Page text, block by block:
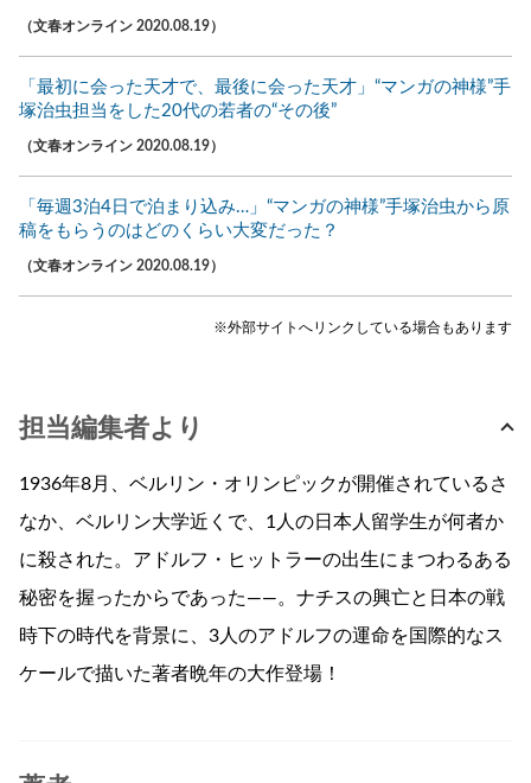
（文春オンライン 2020.08.19）
「最初に会った天才で、最後に会った天才」“マンガの神様”手
塚治虫担当をした20代の若者の“その後”
（文春オンライン 2020.08.19）
「毎週3泊4日で泊まり込み…」“マンガの神様”手塚治虫から原
稿をもらうのはどのくらい大変だった？
（文春オンライン 2020.08.19）
※外部サイトへリンクしている場合もあります
担当編集者より
1936年8月、ベルリン・オリンピックが開催されているさ
なか、ベルリン大学近くで、1人の日本人留学生が何者か
に殺された。アドルフ・ヒットラーの出生にまつわるある
秘密を握ったからであった——。ナチスの興亡と日本の戦
時下の時代を背景に、3人のアドルフの運命を国際的なス
ケールで描いた著者晩年の大作登場！